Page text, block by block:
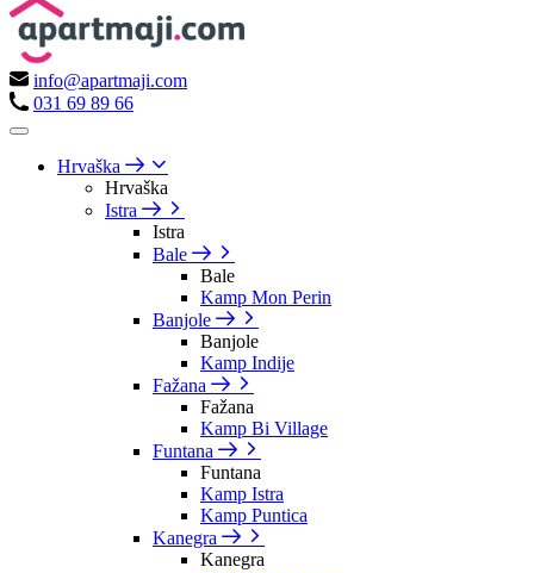
info@apartmaji.com
031 69 89 66
Hrvaška
Hrvaška
Istra
Istra
Bale
Bale
Kamp Mon Perin
Banjole
Banjole
Kamp Indije
Fažana
Fažana
Kamp Bi Village
Funtana
Funtana
Kamp Istra
Kamp Puntica
Kanegra
Kanegra